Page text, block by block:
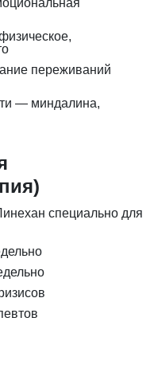
переживаний
— миндалина,
специально для